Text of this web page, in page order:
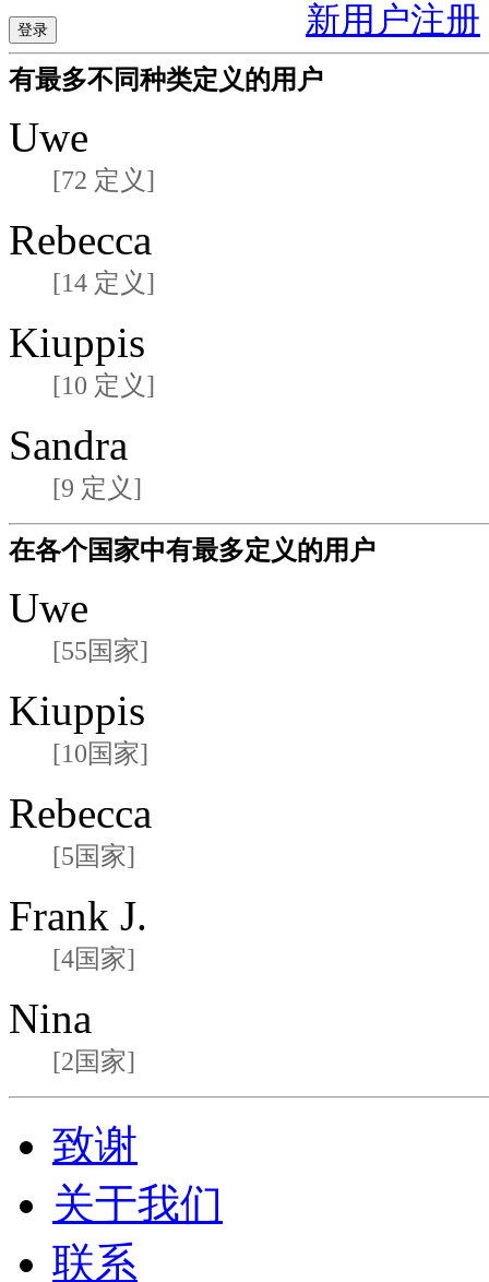
新用户注册
有最多不同种类定义的用户
Uwe
[72 定义]
Rebecca
[14 定义]
Kiuppis
[10 定义]
Sandra
[9 定义]
在各个国家中有最多定义的用户
Uwe
[55国家]
Kiuppis
[10国家]
Rebecca
[5国家]
Frank J.
[4国家]
Nina
[2国家]
致谢
关于我们
联系